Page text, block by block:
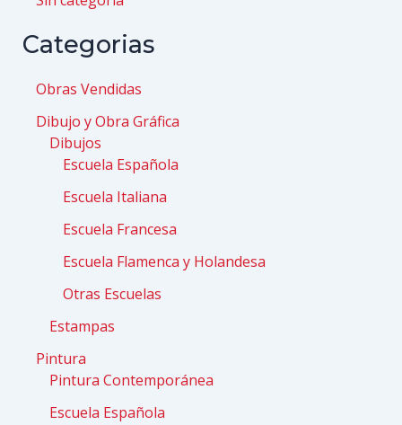
Categorias
Obras Vendidas
Dibujo y Obra Gráfica
Dibujos
Escuela Española
Escuela Italiana
Escuela Francesa
Escuela Flamenca y Holandesa
Otras Escuelas
Estampas
Pintura
Pintura Contemporánea
Escuela Española